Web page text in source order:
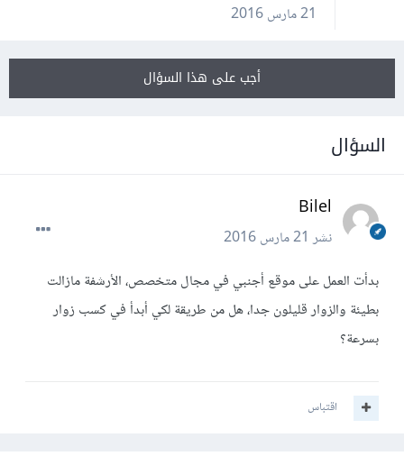
21 مارس 2016
أجب على هذا السؤال
السؤال
Bilel
نشر21 مارس 2016
بدأت العمل على موقع أجنبي في مجال متخصص، الأرشفة مازالت
بطيئة والزوار قليلون جدا، هل من طريقة لكي أبدأ في كسب زوار
بسرعة؟
اقتباس